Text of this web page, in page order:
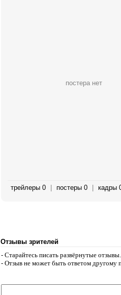
постера нет
трейлеры 0 постеры 0 кадры
Отзывы зрителей
- Старайтесь писать развёрнутые отзывы.
- Отзыв не может быть ответом другому